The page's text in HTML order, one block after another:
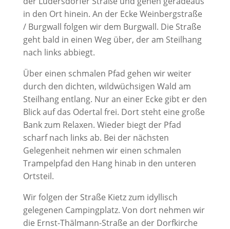
in den Ort hinein. An der Ecke Weinbergstraße
/ Burgwall folgen wir dem Burgwall. Die Straße
geht bald in einen Weg über, der am Steilhang
nach links abbiegt.
Über einen schmalen Pfad gehen wir weiter
durch den dichten, wildwüchsigen Wald am
Steilhang entlang. Nur an einer Ecke gibt er den
Blick auf das Odertal frei. Dort steht eine große
Bank zum Relaxen. Wieder biegt der Pfad
scharf nach links ab. Bei der nächsten
Gelegenheit nehmen wir einen schmalen
Trampelpfad den Hang hinab in den unteren
Ortsteil.
Wir folgen der Straße Kietz zum idyllisch
gelegenen Campingplatz. Von dort nehmen wir
die Ernst-Thälmann-Straße an der Dorfkirche